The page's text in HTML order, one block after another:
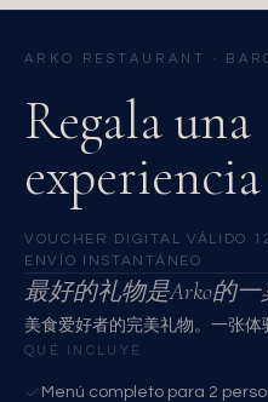
ARKO RESTAURANT ·
Regala una
experiencia
VOUCHER DIGITAL VÁLIDO
ENVÍO INSTANTÁNEO
最好的礼物是Arko的
美食爱好者的完美礼物。一张体
QUÉ INCLUYE
Menú completo para 2